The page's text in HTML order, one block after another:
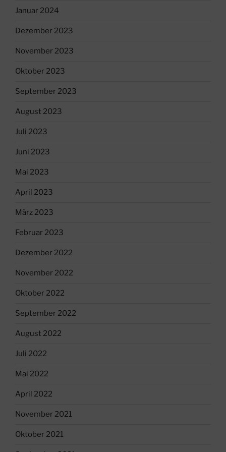
Januar 2024
Dezember 2023
November 2023
Oktober 2023
September 2023
August 2023
Juli 2023
Juni 2023
Mai 2023
April 2023
März 2023
Februar 2023
Dezember 2022
November 2022
Oktober 2022
September 2022
August 2022
Juli 2022
Mai 2022
April 2022
November 2021
Oktober 2021